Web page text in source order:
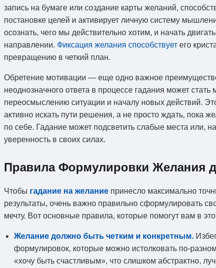
запись на бумаге или создание карты желаний,
постановке целей и активирует личную систему
осознать, чего мы действительно хотим, и начать
направлении. Фиксация желания способствует его
превращению в четкий план.
Обретение мотивации — еще одно важное
неоднозначного ответа в процессе гадания может
переосмыслению ситуации и началу новых действий.
активно искать пути решения, а не просто ждать, пока
по себе. Гадание может подсветить слабые места или,
уверенность в своих силах.
Правила Формулировки Желания
Чтобы гадание на желание принесло максимально
результаты, очень важно правильно сформулировать
мечту. Вот основные правила, которые помогут вам в
Желание должно быть четким и конкретным.
формулировок, которые можно истолковать по-
«хочу быть счастливым», что слишком абстрактно,